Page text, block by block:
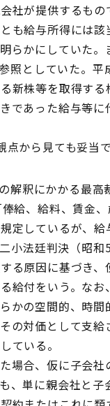
社が提供するも
も給与所得には該
らかにしていた
としていた。平
新株等を取得す
であった給与等
から見ても妥当
解釈にかかる最高
給、給料、賃金
定しているが、
小法廷判決（昭
る原因に基づき
給付をいう。な
かの空間的、時
の対価として支
ている。
場合、仮に子会
、単に親会社と